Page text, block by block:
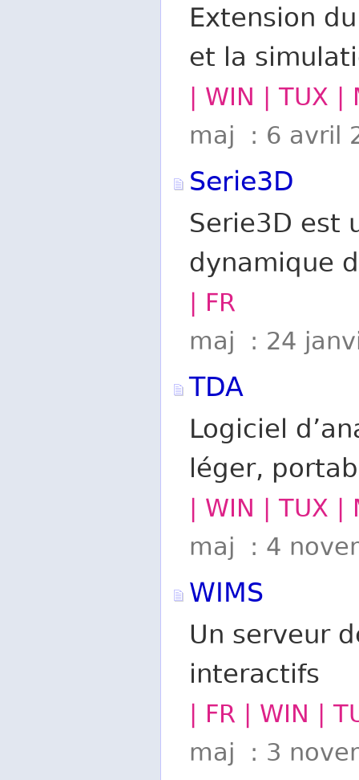
Extension
et la
| WIN | TUX |
maj : 6 avril
Serie3D
Serie3D est
dynamique
| FR
maj : 24
TDA
Logiciel
léger,
| WIN | TUX |
maj : 4
WIMS
Un serveur
interactifs
| FR | WIN |
maj : 3